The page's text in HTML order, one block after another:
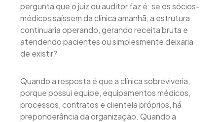
pergunta que o juiz ou auditor faz é: se os sócios-
médicos saíssem da clínica amanhã, a estrutura
continuaria operando, gerando receita bruta e
atendendo pacientes ou simplesmente deixaria
de existir?
Quando a resposta é que a clínica sobreviveria,
porque possui equipe, equipamentos médicos,
processos, contratos e clientela próprios, há
preponderância da organização. Quando a